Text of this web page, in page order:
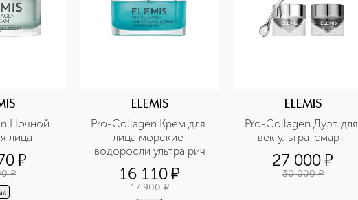
Ночной
лица
¤
¤
ELEMIS
Pro-Collagen Крем для
лица морские
водоросли ультра рич
16 110¤
17 900 ¤
ELEMIS
Pro-Collagen Дуэт для
27 000¤
30 000 ¤